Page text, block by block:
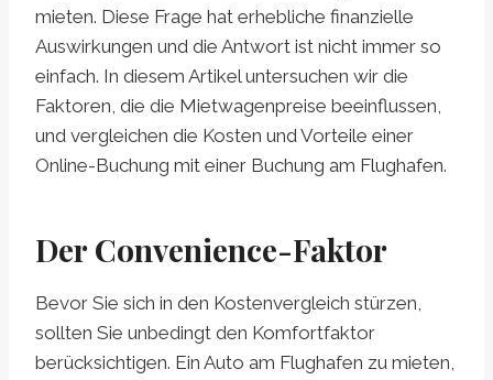
mieten. Diese Frage hat erhebliche finanzielle
Auswirkungen und die Antwort ist nicht immer so
einfach. In diesem Artikel untersuchen wir die
Faktoren, die die Mietwagenpreise beeinflussen,
und vergleichen die Kosten und Vorteile einer
Online-Buchung mit einer Buchung am Flughafen.
Der Convenience-Faktor
Bevor Sie sich in den Kostenvergleich stürzen,
sollten Sie unbedingt den Komfortfaktor
berücksichtigen. Ein Auto am Flughafen zu mieten,